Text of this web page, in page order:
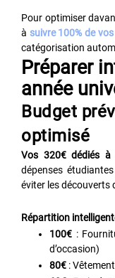
Pour optimiser
à suivre 100% de
catégorisation
Préparer
année
Budget
optimisé
Vos 320€ dédiés
dépenses
éviter les découverts
Répartition
100€ :
d’occasion)
80€ :